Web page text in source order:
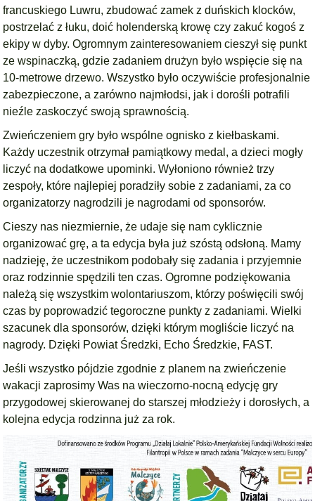
francuskiego Luwru, zbudować zamek z duńskich klocków,
postrzelać z łuku, doić holenderską krowę czy zakuć kogoś z
ekipy w dyby. Ogromnym zainteresowaniem cieszył się punkt
ze wspinaczką, gdzie zadaniem drużyn było wspięcie się na
10-metrowe drzewo. Wszystko było oczywiście profesjonalnie
zabezpieczone, a zarówno najmłodsi, jak i dorośli potrafili
nieźle zaskoczyć swoją sprawnością.
Zwieńczeniem gry było wspólne ognisko z kiełbaskami.
Każdy uczestnik otrzymał pamiątkowy medal, a dzieci mogły
liczyć na dodatkowe upominki. Wyłoniono również trzy
zespoły, które najlepiej poradziły sobie z zadaniami, za co
organizatorzy nagrodzili je nagrodami od sponsorów.
Cieszy nas niezmiernie, że udaje się nam cyklicznie
organizować grę, a ta edycja była już szóstą odsłoną. Mamy
nadzieję, że uczestnikom podobały się zadania i przyjemnie
oraz rodzinnie spędzili ten czas. Ogromne podziękowania
należą się wszystkim wolontariuszom, którzy poświęcili swój
czas by poprowadzić tegoroczne punkty z zadaniami. Wielki
szacunek dla sponsorów, dzięki którym mogliście liczyć na
nagrody. Dzięki Powiat Średzki, Echo Średzkie, FAST.
Jeśli wszystko pójdzie zgodnie z planem na zwieńczenie
wakacji zaprosimy Was na wieczorno-nocną edycję gry
przygodowej skierowanej do starszej młodzieży i dorosłych, a
kolejna edycja rodzinna już za rok.